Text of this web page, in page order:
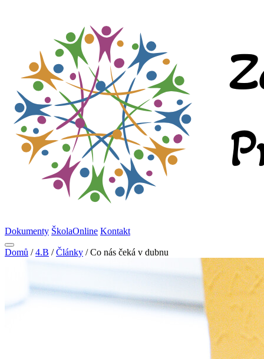
Dokumenty ŠkolaOnline Kontakt
Domů / 4.B / Články / Co nás čeká v dubnu